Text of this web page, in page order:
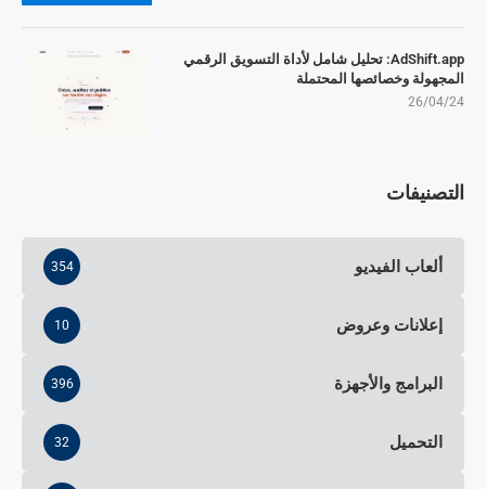
AdShift.app: تحليل شامل لأداة التسويق الرقمي
المجهولة وخصائصها المحتملة
26/04/24
التصنيفات
ألعاب الفيديو 354
إعلانات وعروض 10
البرامج والأجهزة 396
التحميل 32